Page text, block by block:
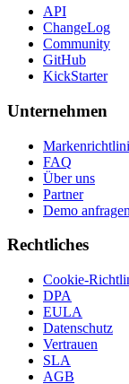
API
ChangeLog
Community
GitHub
KickStarter
Unternehmen
FAQ
Über uns
Partner
Demo anfragen
Rechtliches
Cookie-
DPA
EULA
Datenschutz
Vertrauen
SLA
AGB